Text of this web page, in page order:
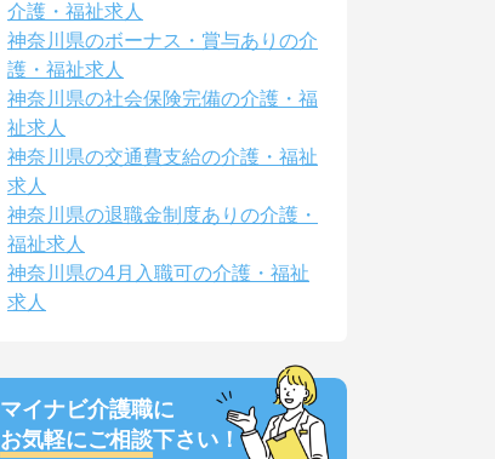
介護・福祉求人
神奈川県のボーナス・賞与ありの介
護・福祉求人
神奈川県の社会保険完備の介護・福
祉求人
神奈川県の交通費支給の介護・福祉
求人
神奈川県の退職金制度ありの介護・
福祉求人
神奈川県の4月入職可の介護・福祉
求人
マイナビ介護職に
お気軽にご相談下さい！